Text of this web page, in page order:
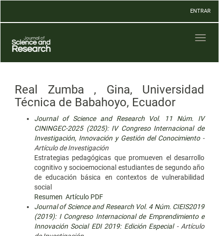
Contenido
Barra
lateral
ENTRAR
Real Zumba , Gina, Universidad
Técnica de Babahoyo, Ecuador
Journal of Science and Research Vol. 11 Núm. IV
CININGEC-2025 (2025): IV Congreso Internacional de
Investigación, Innovación y Gestión del Conocimiento-
Artículo de Investigación
Estrategias pedagógicas que promueven el desarrollo
cognitivo y socioemocional estudiantes de segundo año
de educación básica en contextos de vulnerabilidad
social
Resumen Artículo PDF
Journal of Science and Research Vol. 4 Núm. CIEIS2019
(2019): I Congreso Internacional de Emprendimiento e
Innovación Social EDI 2019: Edición Especial- Artículo